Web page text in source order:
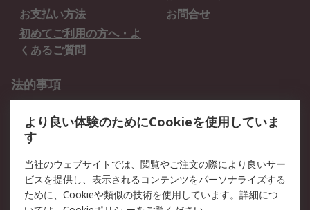
お支払い方法
お問合せ
初めてご利用の方へ・よ
くあるご質問
法的事項
クッキーポリシー
RSについて
会社概要
採用情報
より良い体験のためにCookieを使用していま
す
当社のウェブサイトでは、閲覧やご注文の際により良いサー
ビスを提供し、表示されるコンテンツをパーソナライズする
ために、Cookieや類似の技術を使用しています。詳細につ